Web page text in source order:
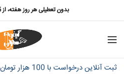
بدون تعطیلی هر روز هفته، از 8.5 صبح تا 9 شب
ثبت آنلاین درخواست با 100 هزار تومان تخفیف